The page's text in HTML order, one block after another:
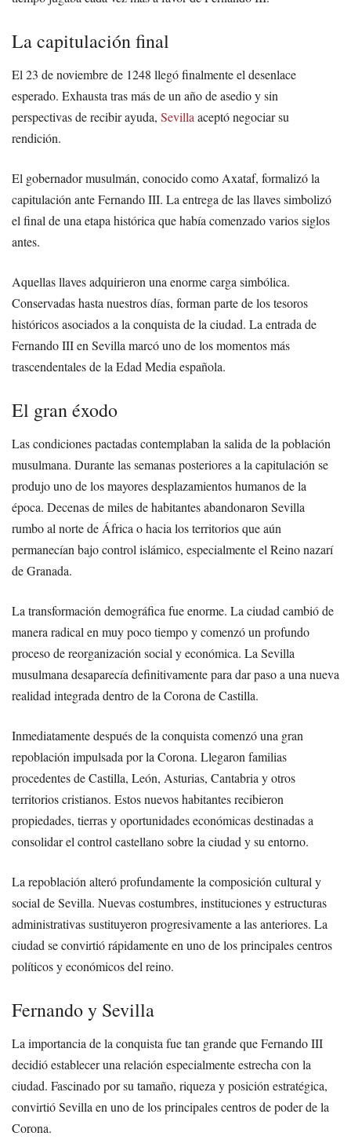
La capitulación final
El 23 de noviembre de 1248 llegó finalmente el desenlace
esperado. Exhausta tras más de un año de asedio y sin
perspectivas de recibir ayuda, Sevilla aceptó negociar su
rendición.
El gobernador musulmán, conocido como Axataf, formalizó la
capitulación ante Fernando III. La entrega de las llaves simbolizó
el final de una etapa histórica que había comenzado varios siglos
antes.
Aquellas llaves adquirieron una enorme carga simbólica.
Conservadas hasta nuestros días, forman parte de los tesoros
históricos asociados a la conquista de la ciudad. La entrada de
Fernando III en Sevilla marcó uno de los momentos más
trascendentales de la Edad Media española.
El gran éxodo
Las condiciones pactadas contemplaban la salida de la población
musulmana. Durante las semanas posteriores a la capitulación se
produjo uno de los mayores desplazamientos humanos de la
época. Decenas de miles de habitantes abandonaron Sevilla
rumbo al norte de África o hacia los territorios que aún
permanecían bajo control islámico, especialmente el Reino nazarí
de Granada.
La transformación demográfica fue enorme. La ciudad cambió de
manera radical en muy poco tiempo y comenzó un profundo
proceso de reorganización social y económica. La Sevilla
musulmana desaparecía definitivamente para dar paso a una nueva
realidad integrada dentro de la Corona de Castilla.
Inmediatamente después de la conquista comenzó una gran
repoblación impulsada por la Corona. Llegaron familias
procedentes de Castilla, León, Asturias, Cantabria y otros
territorios cristianos. Estos nuevos habitantes recibieron
propiedades, tierras y oportunidades económicas destinadas a
consolidar el control castellano sobre la ciudad y su entorno.
La repoblación alteró profundamente la composición cultural y
social de Sevilla. Nuevas costumbres, instituciones y estructuras
administrativas sustituyeron progresivamente a las anteriores. La
ciudad se convirtió rápidamente en uno de los principales centros
políticos y económicos del reino.
Fernando y Sevilla
La importancia de la conquista fue tan grande que Fernando III
decidió establecer una relación especialmente estrecha con la
ciudad. Fascinado por su tamaño, riqueza y posición estratégica,
convirtió Sevilla en uno de los principales centros de poder de la
Corona.